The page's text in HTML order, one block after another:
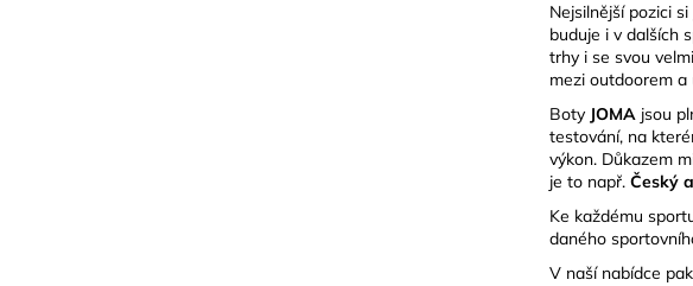
Nejsilnější pozici si
buduje i v dalších
trhy i se svou
mezi outdoorem a
Boty JOMA jsou
testování, na
výkon. Důkazem
je to např. Český
Ke každému
daného
V naší nabídce